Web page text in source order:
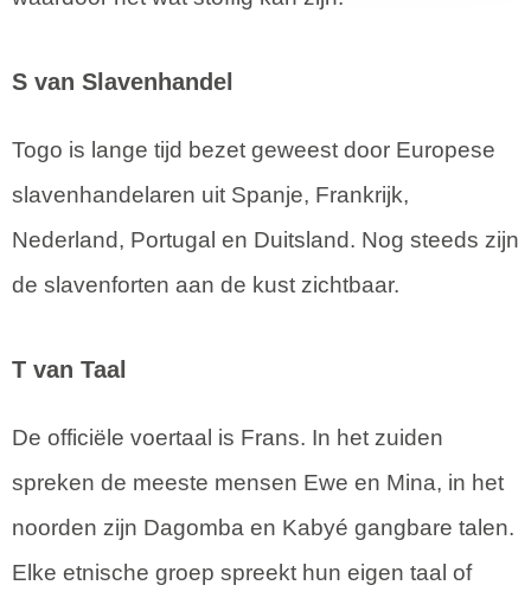
S van Slavenhandel
Togo is lange tijd bezet geweest door Europese
slavenhandelaren uit Spanje, Frankrijk,
Nederland, Portugal en Duitsland. Nog steeds zijn
de slavenforten aan de kust zichtbaar.
T van Taal
De officiële voertaal is Frans. In het zuiden
spreken de meeste mensen Ewe en Mina, in het
noorden zijn Dagomba en Kabyé gangbare talen.
Elke etnische groep spreekt hun eigen taal of